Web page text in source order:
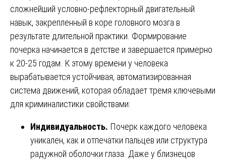
сложнейший условно-рефлекторный двигательный
навык, закрепленный в коре головного мозга в
результате длительной практики. Формирование
почерка начинается в детстве и завершается примерно
к 20-25 годам. К этому времени у человека
вырабатывается устойчивая, автоматизированная
система движений, которая обладает тремя ключевыми
для криминалистики свойствами:
Индивидуальность. Почерк каждого человека
уникален, как и отпечатки пальцев или структура
радужной оболочки глаза. Даже у близнецов